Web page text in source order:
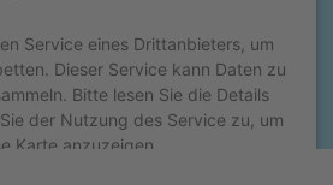
Service eines Drittanbieters, um
Dieser Service kann Daten zu
Bitte lesen Sie die Details
der Nutzung des Service zu, um
Karte anzuzeigen.